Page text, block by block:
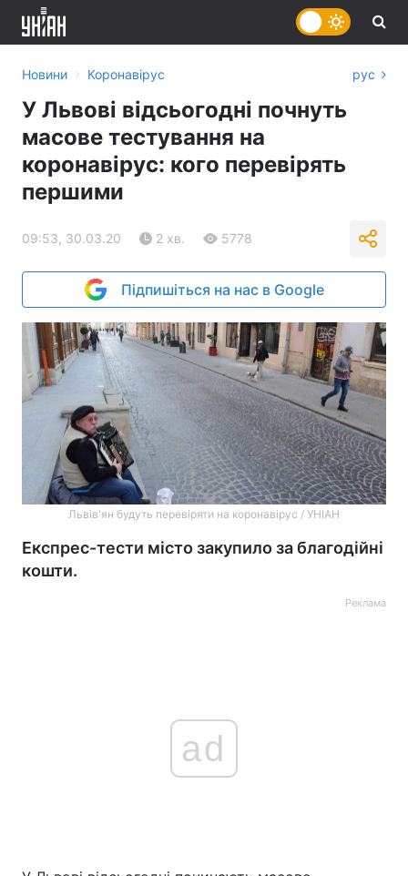
Новини › Коронавірус рус
У Львові відсьогодні почнуть
масове тестування на
коронавірус: кого перевірять
першими
09:53, 30.03.20 2 хв. 5778
Підпишіться на нас в Google
Львів'ян будуть перевіряти на коронавірус / УНІАН
Експрес-тести місто закупило за благодійні
кошти.
Реклама
ad